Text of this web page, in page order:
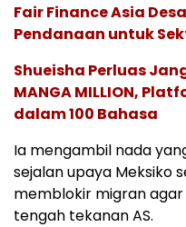
Fair Finance Asia
Pendanaan untuk
Shueisha Perluas
MANGA MILLION,
dalam 100 Bahasa
Ia mengambil nada
sejalan upaya Meksiko
memblokir migran
tengah tekanan AS.